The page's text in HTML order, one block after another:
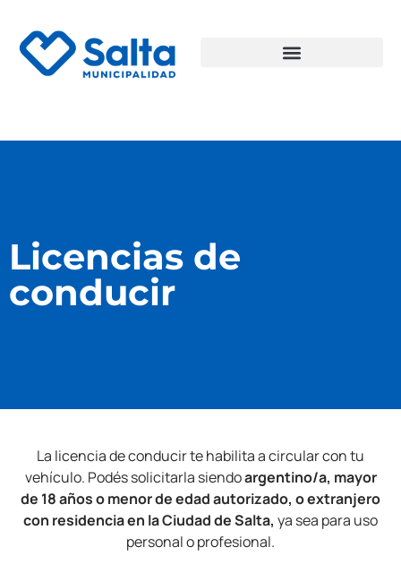
Licencias de
conducir
La licencia de conducir te habilita a circular con tu
vehículo. Podéssolicitarla siendoargentino/a, mayor
de 18 años o menor de edad autorizado, oextranjero
con residencia en la Ciudad de Salta, ya sea para uso
personal o profesional.